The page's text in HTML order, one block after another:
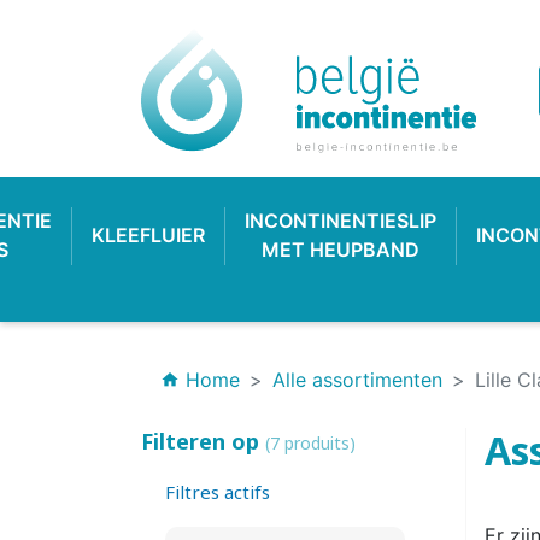
KLEEFLUIER
INCONTINENTIESLIP
MET HEUPBAND
PULL-
home Home Alle assortimenten Lille
Filteren op (7 produits)
Filtres actifs
Er